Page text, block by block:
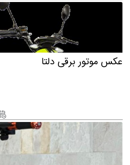
عکس موتور برقی دلتا